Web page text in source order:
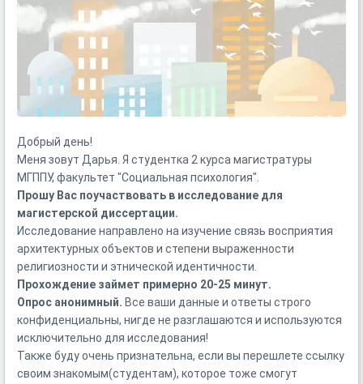
Добрый день!
Меня зовут Дарья. Я студентка 2 курса магистратуры
МГППУ, факультет "Социальная психология".
Прошу Вас поучаствовать в исследование для
магистерской диссертации.
Исследование направлено на изучение связь восприятия
архитектурных объектов и степени выраженности
религиозности и этнической идентичности.
Прохождение займет примерно 20-25 минут.
Опрос анонимный. Все ваши данные и ответы строго
конфиденциальны, нигде не разглашаются и используются
исключительно для исследования!
Также буду очень признательна, если вы перешлете ссылку
своим знакомым(студентам), которое тоже смогут